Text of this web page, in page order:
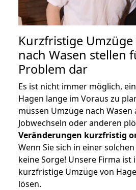
Kurzfristige
nach Wasen stellen
Problem dar
Es ist nicht immer möglich,
Hagen lange im Voraus zu
müssen Umzüge nach
Jobwechseln oder anderen
Veränderungen kurzfristig
Wenn Sie sich in einer
keine Sorge! Unsere Firma ist
kurzfristige Umzüge von
lösen.